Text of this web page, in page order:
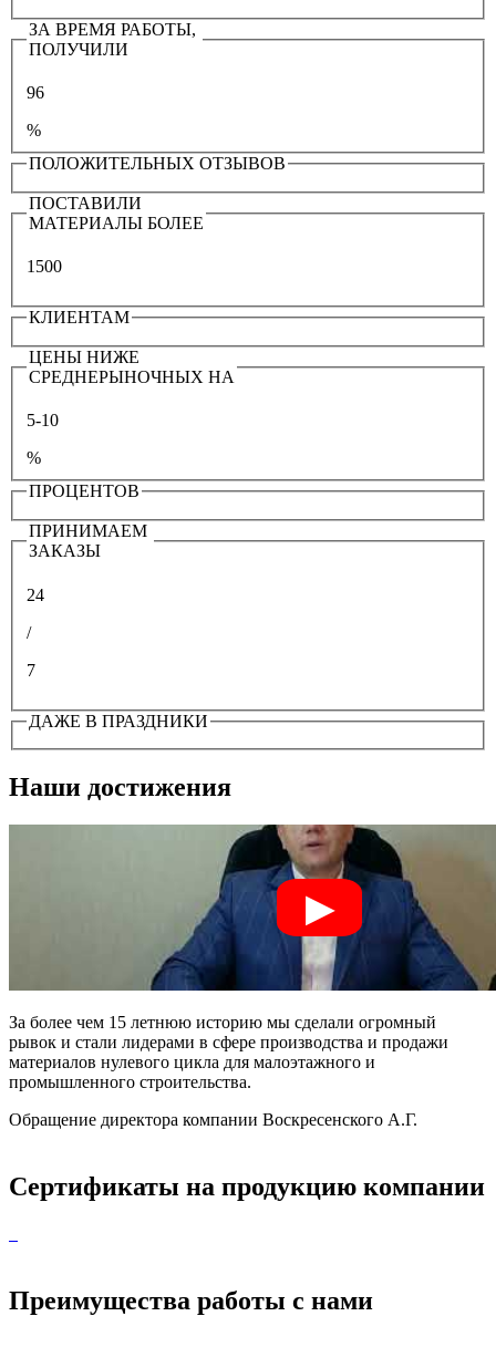
ЗА ВРЕМЯ РАБОТЫ,
ПОЛУЧИЛИ
96
%
ПОЛОЖИТЕЛЬНЫХ ОТЗЫВОВ
ПОСТАВИЛИ
МАТЕРИАЛЫ БОЛЕЕ
1500
КЛИЕНТАМ
ЦЕНЫ НИЖЕ
СРЕДНЕРЫНОЧНЫХ НА
5-10
%
ПРОЦЕНТОВ
ПРИНИМАЕМ
ЗАКАЗЫ
24
/
7
ДАЖЕ В ПРАЗДНИКИ
Наши достижения
За более чем 15 летнюю историю мы сделали огромный
рывок и стали лидерами в сфере производства и продажи
материалов нулевого цикла для малоэтажного и
промышленного строительства.
Обращение директора компании Воскресенского А.Г.
Сертификаты на продукцию компании
Преимущества работы с нами